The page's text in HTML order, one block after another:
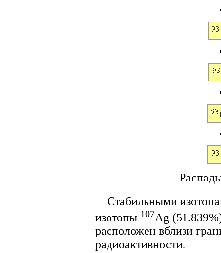
Стабильными
изотопы 107Ag
расположен вблизи
радиоактивности.